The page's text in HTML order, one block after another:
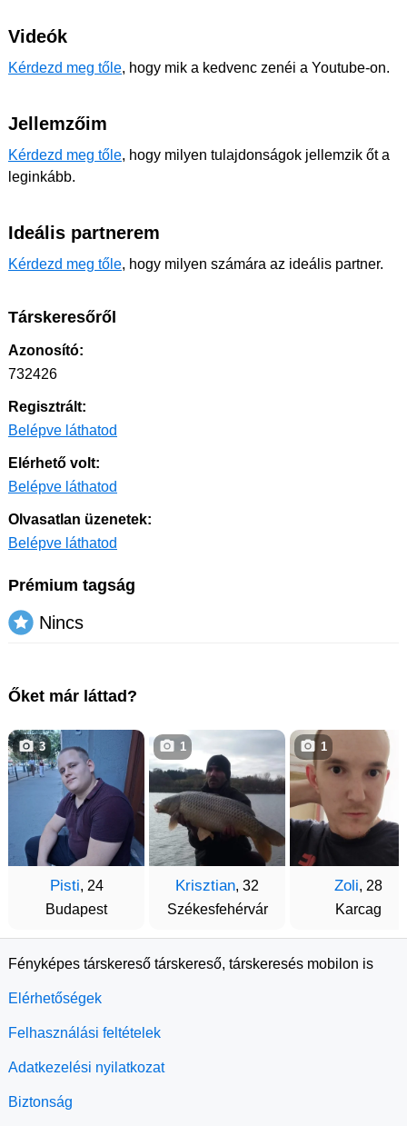
Videók
Kérdezd meg tőle, hogy mik a kedvenc zenéi a Youtube-on.
Jellemzőim
Kérdezd meg tőle, hogy milyen tulajdonságok jellemzik őt a
leginkább.
Ideális partnerem
Kérdezd meg tőle, hogy milyen számára az ideális partner.
Társkeresőről
Azonosító:
732426
Regisztrált:
Belépve láthatod
Elérhető volt:
Belépve láthatod
Olvasatlan üzenetek:
Belépve láthatod
Prémium tagság
Nincs
Őket már láttad?
Pisti, 24
Budapest
3
Krisztian, 32
Székesfehérvár
1
Zoli, 28
Karcag
1
Fényképes társkereső társkereső, társkeresés mobilon is
Elérhetőségek
Felhasználási feltételek
Adatkezelési nyilatkozat
Biztonság